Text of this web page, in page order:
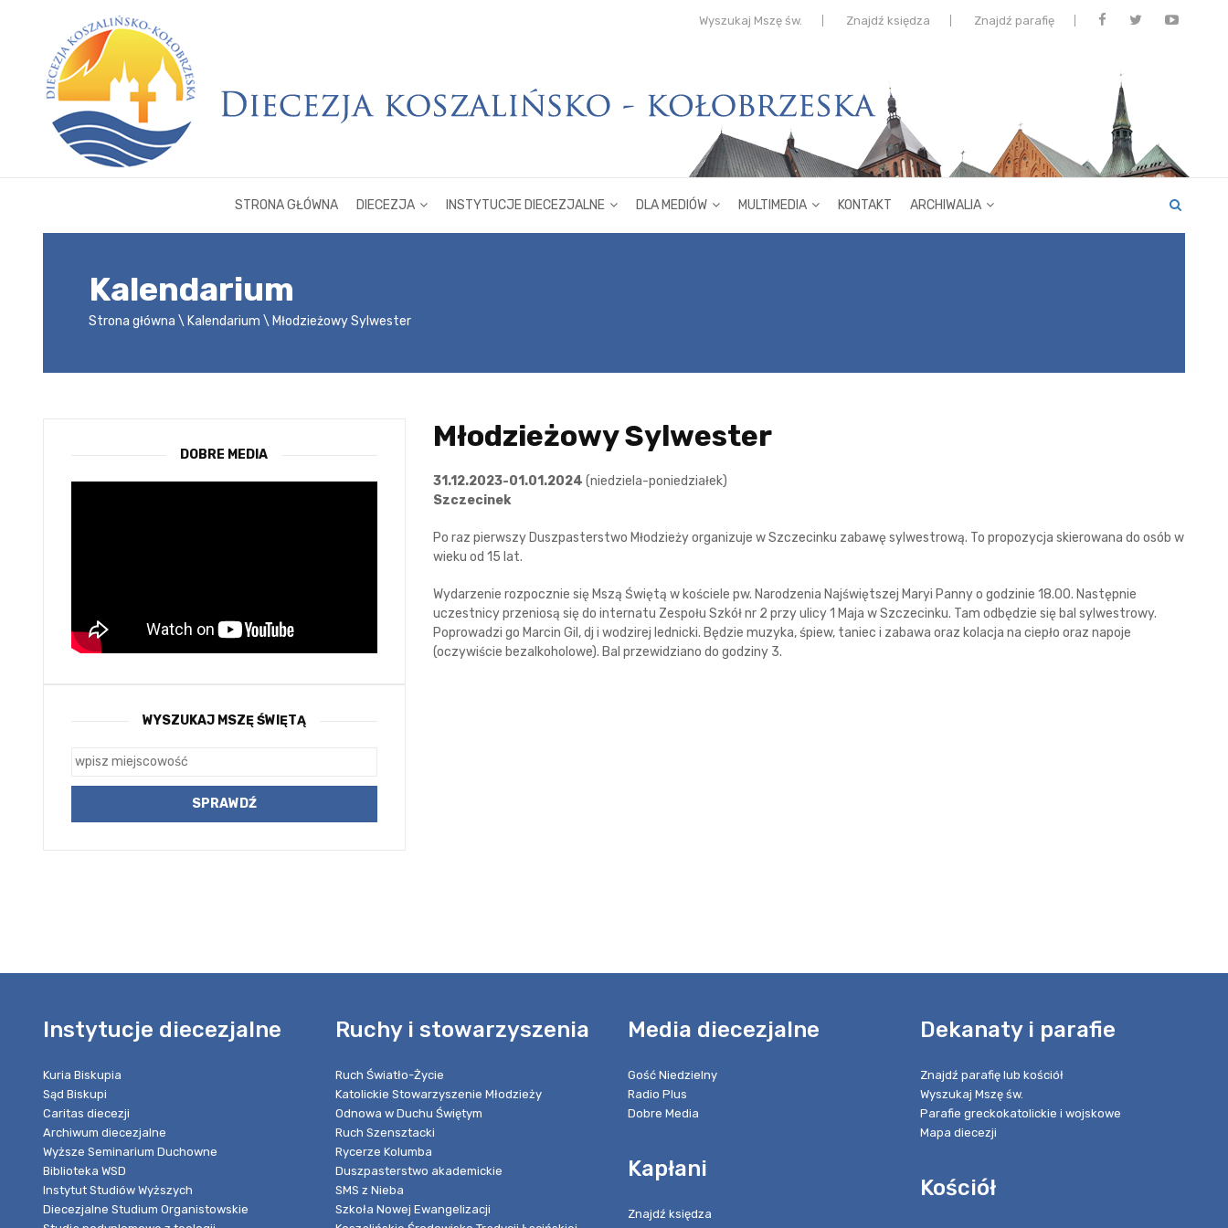
Wyszukaj Mszę św. Znajdź księdza Znajdź parafię
STRONA GŁÓWNA DIECEZJA INSTYTUCJE DIECEZJALNE DLA MEDIÓW MULTIMEDIA KONTAKT ARCHIWALIA
Kalendarium
Strona główna Kalendarium Młodzieżowy Sylwester
Młodzieżowy Sylwester
31.12.2023-01.01.2024 (niedziela-poniedziałek)
Szczecinek
Po raz pierwszy Duszpasterstwo Młodzieży organizuje w Szczecinku zabawę sylwestrową. To propozycja skierowana do osób w
wieku od 15 lat.
Wydarzenie rozpocznie się Mszą Świętą w kościele pw. Narodzenia Najświętszej Maryi Panny o godzinie 18.00. Następnie
uczestnicy przeniosą się do internatu Zespołu Szkół nr 2 przy ulicy 1 Maja w Szczecinku. Tam odbędzie się bal sylwestrowy.
Poprowadzi go Marcin Gil, dj i wodzirej lednicki. Będzie muzyka, śpiew, taniec i zabawa oraz kolacja na ciepło oraz napoje
(oczywiście bezalkoholowe). Bal przewidziano do godziny 3.
DOBRE MEDIA
WYSZUKAJ MSZĘ ŚWIĘTĄ
Instytucje diecezjalne
Kuria Biskupia
Sąd Biskupi
Caritas diecezji
Archiwum diecezjalne
Wyższe Seminarium Duchowne
Biblioteka WSD
Instytut Studiów Wyższych
Diecezjalne Studium Organistowskie
Ruchy i stowarzyszenia
Ruch Światło-Życie
Katolickie Stowarzyszenie Młodzieży
Odnowa w Duchu Świętym
Ruch Szensztacki
Rycerze Kolumba
Duszpasterstwo akademickie
SMS z Nieba
Szkoła Nowej Ewangelizacji
Media diecezjalne
Gość Niedzielny
Radio Plus
Dobre Media
Kapłani
Znajdź księdza
Dekanaty i parafie
Znajdź parafię lub kościół
Wyszukaj Mszę św.
Parafie greckokatolickie i wojskowe
Mapa diecezji
Kościół